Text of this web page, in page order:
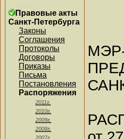
Правовые акты
Санкт-Петербурга
Законы
Соглашения
Протоколы
Договоры
Приказы
Письма
Постановления
Распоряжения
2011г.
2010г.
2009г.
2008г.
2007г.